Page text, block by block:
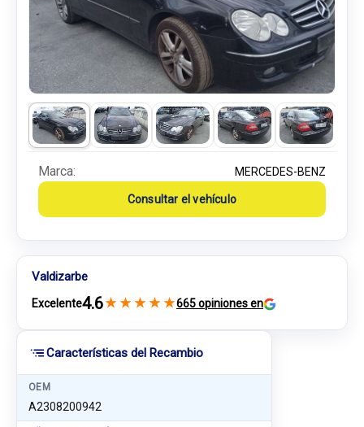
Características del Recambio
OEM
A2308200942
Marca: MERCEDES-BENZ
Consultar el vehículo
Valdizarbe
Excelente4.6★ ★ ★ ★ ★665 opiniones en